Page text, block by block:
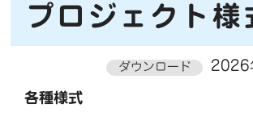
プロジェクト様
ダウンロード 2026
各種様式